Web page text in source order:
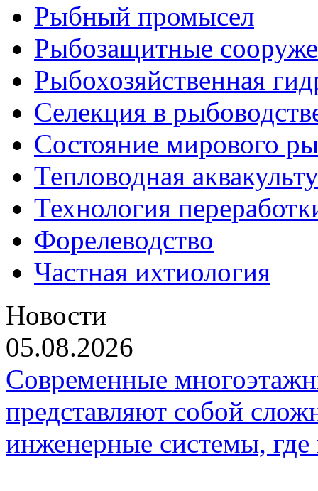
Рыбный промысел
Рыбозащитные
Рыбохозяйственная
Селекция в
Состояние мирового
Тепловодная
Технология
Форелеводство
Частная ихтиология
Новости
05.08.2026
Современные
представляют собой
инженерные системы,